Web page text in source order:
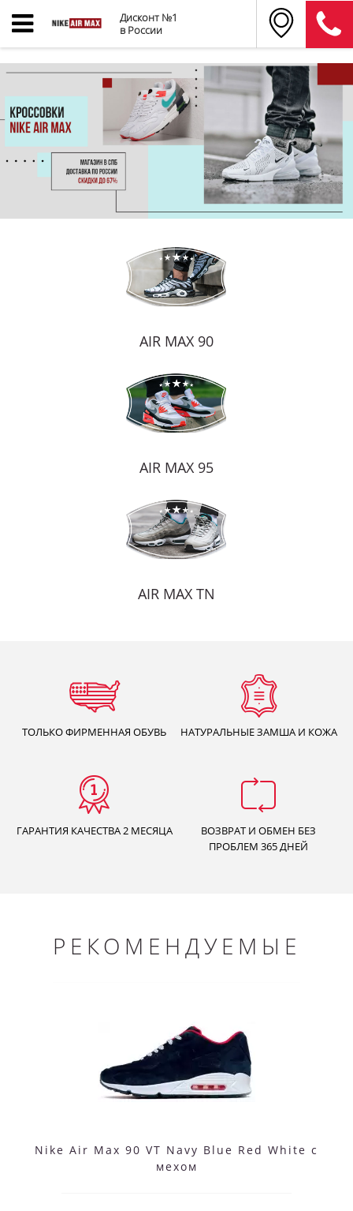
Дисконт №1
в России
AIR MAX 90
AIR MAX 95
AIR MAX TN
ТОЛЬКОФИРМЕННАЯ ОБУВЬ НАТУРАЛЬНЫЕЗАМША И КОЖА
ГАРАНТИЯ КАЧЕСТВА2 МЕСЯЦА
ВОЗВРАТ И ОБМЕН БЕЗ
ПРОБЛЕМ 365 ДНЕЙ
РЕКОМЕНДУЕМЫЕ
Nike Air Max 90 VT Navy Blue Red White с
мехом